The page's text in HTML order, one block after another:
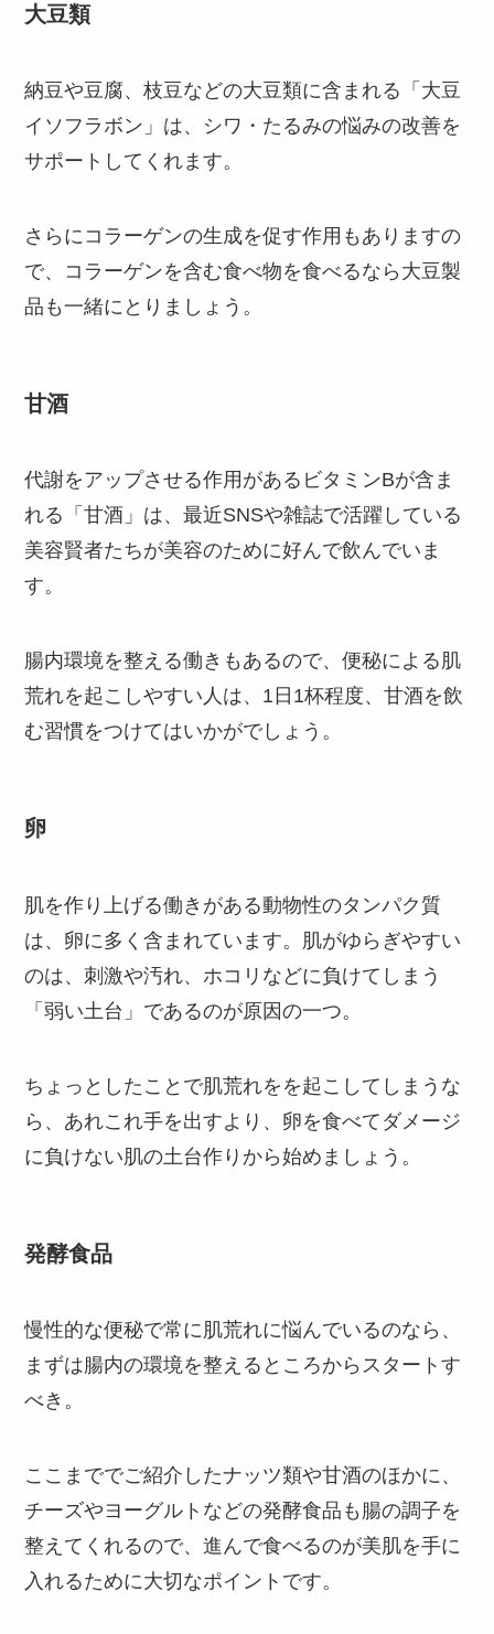
大豆類
納豆や豆腐、枝豆などの大豆類に含まれる「大豆
イソフラボン」は、シワ・たるみの悩みの改善を
サポートしてくれます。
さらにコラーゲンの生成を促す作用もありますの
で、コラーゲンを含む食べ物を食べるなら大豆製
品も一緒にとりましょう。
甘酒
代謝をアップさせる作用があるビタミンBが含ま
れる「甘酒」は、最近SNSや雑誌で活躍している
美容賢者たちが美容のために好んで飲んでいま
す。
腸内環境を整える働きもあるので、便秘による肌
荒れを起こしやすい人は、1日1杯程度、甘酒を飲
む習慣をつけてはいかがでしょう。
卵
肌を作り上げる働きがある動物性のタンパク質
は、卵に多く含まれています。肌がゆらぎやすい
のは、刺激や汚れ、ホコリなどに負けてしまう
「弱い土台」であるのが原因の一つ。
ちょっとしたことで肌荒れをを起こしてしまうな
ら、あれこれ手を出すより、卵を食べてダメージ
に負けない肌の土台作りから始めましょう。
発酵食品
慢性的な便秘で常に肌荒れに悩んでいるのなら、
まずは腸内の環境を整えるところからスタートす
べき。
ここまででご紹介したナッツ類や甘酒のほかに、
チーズやヨーグルトなどの発酵食品も腸の調子を
整えてくれるので、進んで食べるのが美肌を手に
入れるために大切なポイントです。